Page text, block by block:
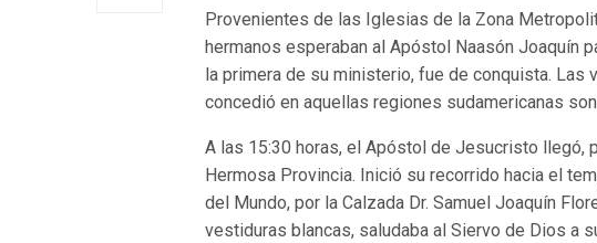
Provenientes de las Iglesias de la Zona
hermanos esperaban al Apóstol Naasón Joaquín
la primera de su ministerio, fue de conquista.
concedió en aquellas regiones sudamericanas
A las 15:30 horas, el Apóstol de Jesucristo llegó,
Hermosa Provincia. Inició su recorrido hacia el
del Mundo, por la Calzada Dr. Samuel Joaquín
vestiduras blancas, saludaba al Siervo de Dios a